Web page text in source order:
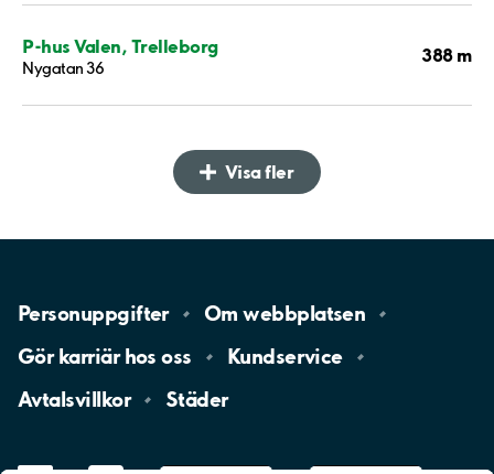
P-hus Valen, Trelleborg
Nygatan 36
388 m
Visa fler
Personuppgifter Omwebbplatsen
Gör karriär hososs
Kundservice
Avtalsvillkor
Städer